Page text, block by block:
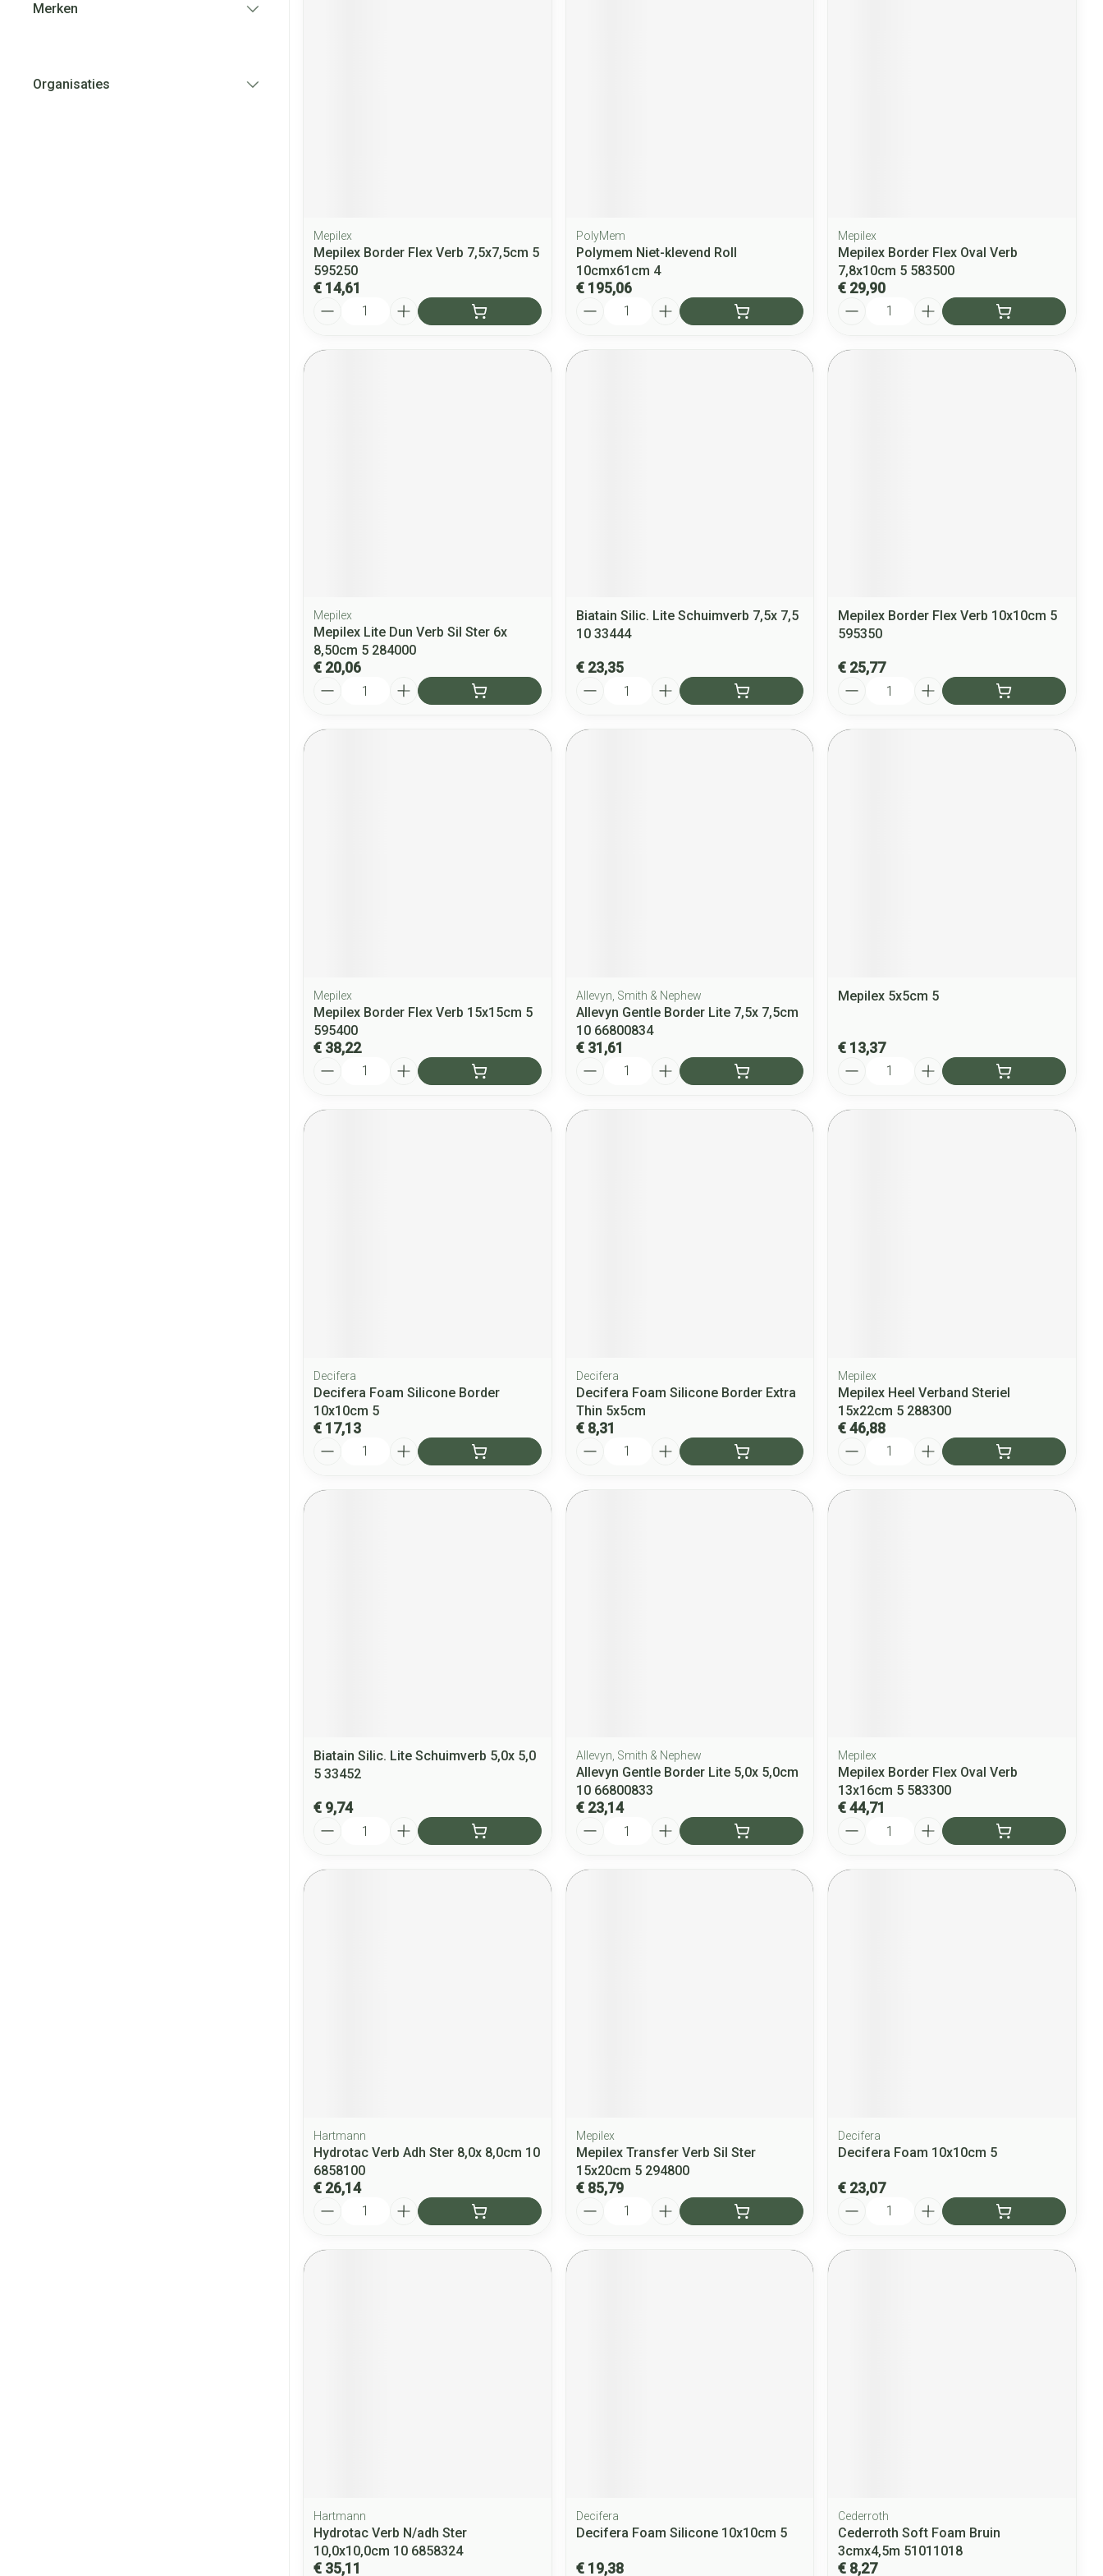
Merken
Organisaties
Mepilex
Mepilex Border Flex Verb 7,5x7,5cm 5
595250
€ 14,61
PolyMem
Polymem Niet-klevend Roll
10cmx61cm 4
€ 195,06
Mepilex
Mepilex Border Flex Oval Verb
7,8x10cm 5 583500
€ 29,90
Mepilex
Mepilex Lite Dun Verb Sil Ster 6x
8,50cm 5 284000
€ 20,06
Biatain Silic. Lite Schuimverb 7,5x 7,5
10 33444
€ 23,35
Mepilex Border Flex Verb 10x10cm 5
595350
€ 25,77
Mepilex
Mepilex Border Flex Verb 15x15cm 5
595400
€ 38,22
Allevyn, Smith & Nephew
Allevyn Gentle Border Lite 7,5x 7,5cm
10 66800834
€ 31,61
Mepilex 5x5cm 5
€ 13,37
Decifera
Decifera Foam Silicone Border
10x10cm 5
€ 17,13
Decifera
Decifera Foam Silicone Border Extra
Thin 5x5cm
€ 8,31
Mepilex
Mepilex Heel Verband Steriel
15x22cm 5 288300
€ 46,88
Biatain Silic. Lite Schuimverb 5,0x 5,0
5 33452
€ 9,74
Allevyn, Smith & Nephew
Allevyn Gentle Border Lite 5,0x 5,0cm
10 66800833
€ 23,14
Mepilex
Mepilex Border Flex Oval Verb
13x16cm 5 583300
€ 44,71
Hartmann
Hydrotac Verb Adh Ster 8,0x 8,0cm 10
6858100
€ 26,14
Mepilex
Mepilex Transfer Verb Sil Ster
15x20cm 5 294800
€ 85,79
Decifera
Decifera Foam 10x10cm 5
€ 23,07
Hartmann
Hydrotac Verb N/adh Ster
10,0x10,0cm 10 6858324
€ 35,11
Decifera
Decifera Foam Silicone 10x10cm 5
€ 19,38
Cederroth
Cederroth Soft Foam Bruin
3cmx4,5m 51011018
€ 8,27